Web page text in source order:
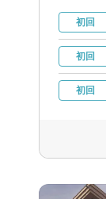
初回
初回
初回